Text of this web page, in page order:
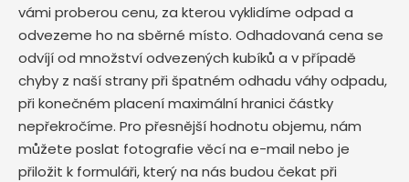
vámi proberou cenu, za kterou vyklidíme odpad a
odvezeme ho na sběrné místo. Odhadovaná cena se
odvíjí od množství odvezených kubíků a v případě
chyby z naší strany při špatném odhadu váhy odpadu,
při konečném placení maximální hranici částky
nepřekročíme. Pro přesnější hodnotu objemu, nám
můžete poslat fotografie věcí na e-mail nebo je
přiložit k formuláři, který na nás budou čekat při